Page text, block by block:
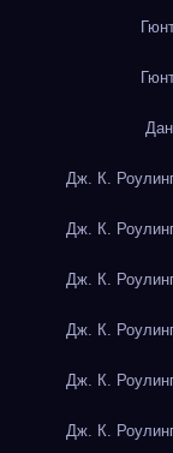
Дж. К.
Дж. К.
Дж. К.
Дж. К.
Дж. К.
Дж. К.